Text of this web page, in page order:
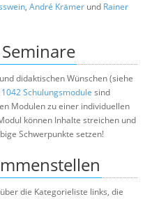
, André Krämer und Rainer
didaktischen Wünschen (siehe
1042 Schulungsmodule sind
Modulen zu einer individuellen
können Inhalte streichen und
Schwerpunkte setzen!
die Kategorieliste links, die